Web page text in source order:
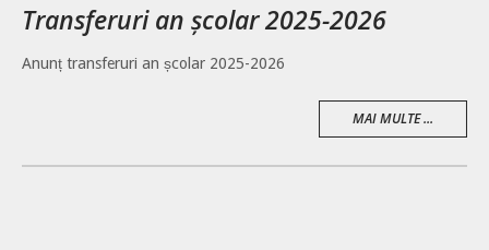
Transferuri an școlar 2025-2026
Anunț transferuri an școlar 2025-2026
MAI MULTE ...